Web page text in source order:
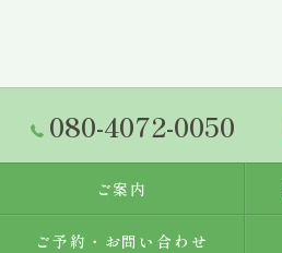
080-4072-0050
ご案内
ご予約・お問い合わせ